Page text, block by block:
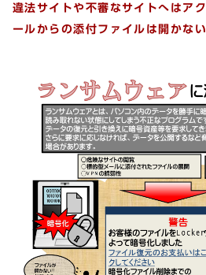
違法サイトや不審なサイトへはア
ールからの添付ファイルは開かな